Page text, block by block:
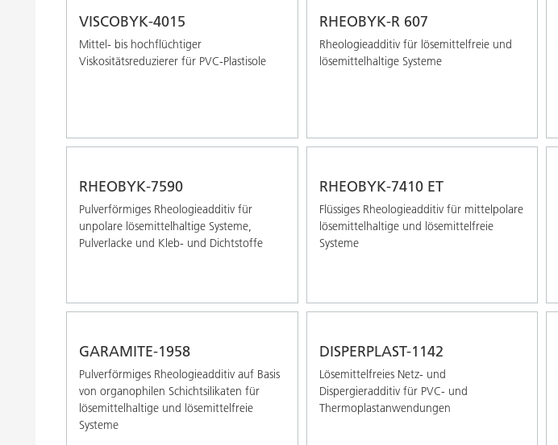
VISCOBYK-4015
Mittel- bis hochflüchtiger
Viskositätsreduzierer für PVC-Plastisole
RHEOBYK-R 607
Rheologieadditiv für lösemittelfreie und
lösemittelhaltige Systeme
RHEOBYK-7590
Pulverförmiges Rheologieadditiv für
unpolare lösemittelhaltige Systeme,
Pulverlacke und Kleb- und Dichtstoffe
RHEOBYK-7410 ET
Flüssiges Rheologieadditiv für mittelpolare
lösemittelhaltige und lösemittelfreie
Systeme
GARAMITE-1958
Pulverförmiges Rheologieadditiv auf Basis
von organophilen Schichtsilikaten für
lösemittelhaltige und lösemittelfreie
Systeme
DISPERPLAST-1142
Lösemittelfreies Netz- und
Dispergieradditiv für PVC- und
Thermoplastanwendungen